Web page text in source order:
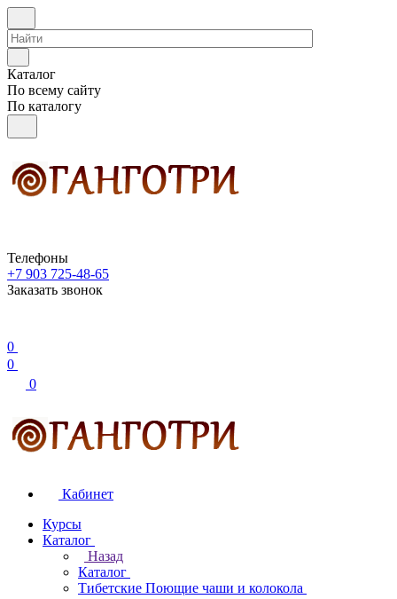
Каталог
По всему сайту
По каталогу
Телефоны
+7 903 725-48-65
Заказать звонок
0
0
0
Кабинет
Курсы
Каталог
Назад
Каталог
Тибетские Поющие чаши и колокола